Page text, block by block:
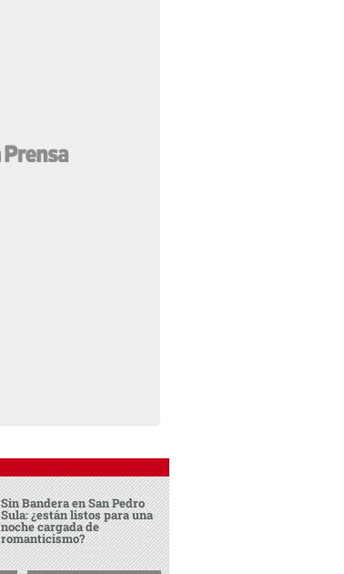
Sin Bandera en San Pedro
Sula: ¿están listos para una
noche cargada de
romanticismo?